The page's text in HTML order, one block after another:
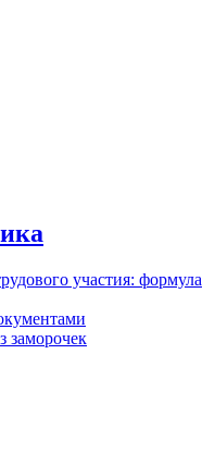
участия: формула
заморочек